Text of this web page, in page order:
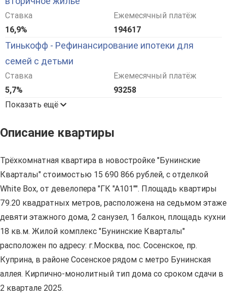
Ставка
16,9%
Ежемесячный платёж
194617
Тинькофф - Рефинансирование ипотеки для
семей с детьми
Ставка
5,7%
Ежемесячный платёж
93258
Показать ещё
Описание квартиры
Трёхкомнатная квартира в новостройке "Бунинские
Кварталы" стоимостью 15 690 866 рублей, с отделкой
White Box, от девелопера "ГК "А101"". Площадь квартиры
79.20 квадратных метров, расположена на седьмом этаже
девяти этажного дома, 2 санузел, 1 балкон, площадь кухни
18 кв.м. Жилой комплекс "Бунинские Кварталы"
расположен по адресу: г.Москва, пос. Сосенское, пр.
Куприна, в районе Сосенское рядом с метро Бунинская
аллея. Кирпично-монолитный тип дома со сроком сдачи в
2 квартале 2025.